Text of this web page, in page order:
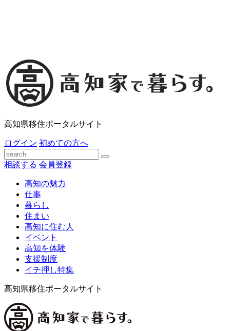
高知県移住ポータルサイト
ログイン 初めての方へ
相談する 会員登録
高知の魅力
仕事
暮らし
住まい
高知に住む人
イベント
高知を体験
支援制度
イチ押し特集
高知県移住ポータルサイト